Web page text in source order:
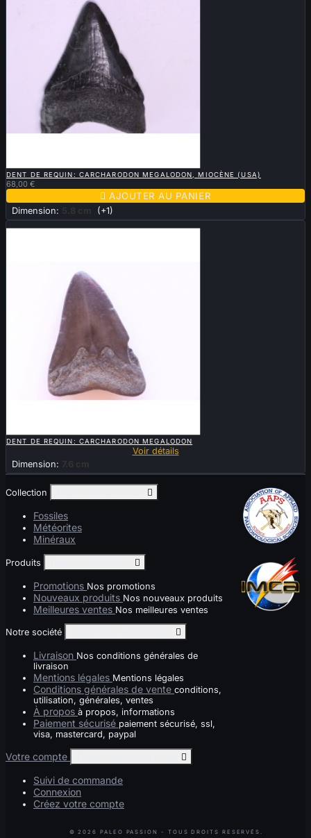
DENT DE REQUIN: CARCHARODON MEGALODON, MIOCÈNE (USA)
68,00 €
 AJOUTER AU PANIER
Dimension: 5.8 cm (+1)
DENT DE REQUIN: CARCHARODON MEGALODON
Voir détails
Dimension: 7.6 cm
Collection 
Fossiles
Météorites
Minéraux
Produits 
Promotions Nos promotions
Nouveaux produits Nos nouveaux produits
Meilleures ventes Nos meilleures ventes
Notre société 
Livraison Nos conditions générales de
livraison
Mentions légales Mentions légales
Conditions générales de vente conditions,
utilisation, générales, ventes
À propos à propos, informations
Paiement sécurisé paiement sécurisé, ssl,
visa, mastercard, paypal
Votre compte 
Suivi de commande
Connexion
Créez votre compte